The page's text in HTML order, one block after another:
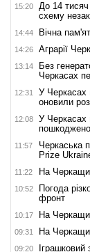
15:20
До 14 тисяч
схему
14:44 Вічна
14:26 Аграрії
13:14
Без
Черкасах
12:31
У Черкасах
оновили
12:08
У Черкасах
11:57
Черкаська
Prize
11:22 На
10:52
Погода
фронт
10:17 На
09:31 На
09:20